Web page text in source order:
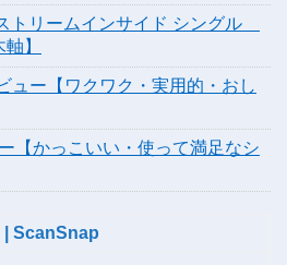
トリームインサイド シングル
】
ュー【ワクワク・実用的・おし
【かっこいい・使って満足なシ
ScanSnap